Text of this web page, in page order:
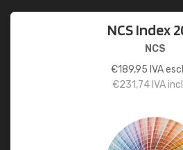
NCS Index
NCS
€189,95 IVA
€231,74IVA